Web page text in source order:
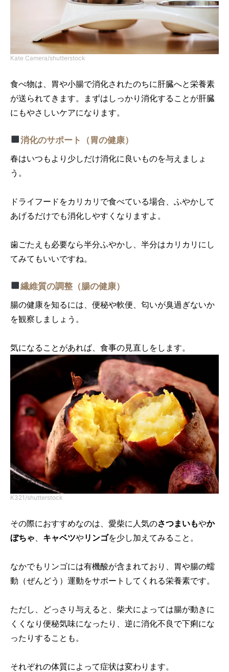
Kate Camera/shutterstock
食べ物は、胃や小腸で消化されたのちに肝臓へと栄養素
が送られてきます。まずはしっかり消化することが肝臓
にもやさしいケアになります。
消化のサポート（胃の健康）
春はいつもより少しだけ消化に良いものを与えましょ
う。
ドライフードをカリカリで食べている場合、ふやかして
あげるだけでも消化しやすくなりますよ。
歯ごたえも必要なら半分ふやかし、半分はカリカリにし
てみてもいいですね。
繊維質の調整（腸の健康）
腸の健康を知るには、便秘や軟便、匂いが臭過ぎないか
を観察しましょう。
気になることがあれば、食事の見直しをします。
K321/shutterstock
その際におすすめなのは、愛柴に人気のさつまいもやか
ぼちゃ
キャベツやリンゴを少し加えてみること。
なかでもリンゴには有機酸が含まれており、胃や腸の蠕
動（ぜんどう）運動をサポートしてくれる栄養素です。
ただし、どっさり与えると、柴犬によっては腸が動きに
くくなり便秘気味になったり、逆に消化不良で下痢にな
ったりすることも。
それぞれの体質によって症状は変わります。